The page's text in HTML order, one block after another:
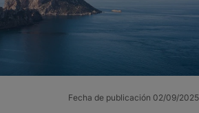
Fecha de publicación 02/09/2025